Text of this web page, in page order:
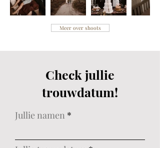
Meer over shoots
Check jullie
trouwdatum!
Jullie namen